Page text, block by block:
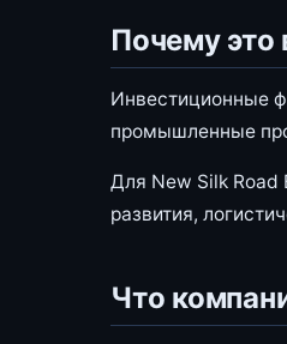
Почему
Инвестиционные
промышленные
Для New Silk Road
развития,
Что